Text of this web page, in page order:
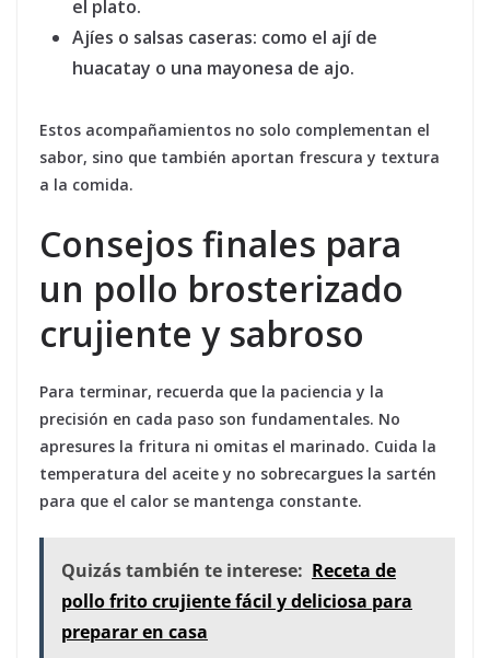
el plato.
Ajíes o salsas caseras: como el ají de
huacatay o una mayonesa de ajo.
Estos acompañamientos no solo complementan el
sabor, sino que también aportan frescura y textura
a la comida.
Consejos finales para
un pollo brosterizado
crujiente y sabroso
Para terminar, recuerda que la paciencia y la
precisión en cada paso son fundamentales. No
apresures la fritura ni omitas el marinado. Cuida la
temperatura del aceite y no sobrecargues la sartén
para que el calor se mantenga constante.
Quizás también te interese: Receta de
pollo frito crujiente fácil y deliciosa para
preparar en casa